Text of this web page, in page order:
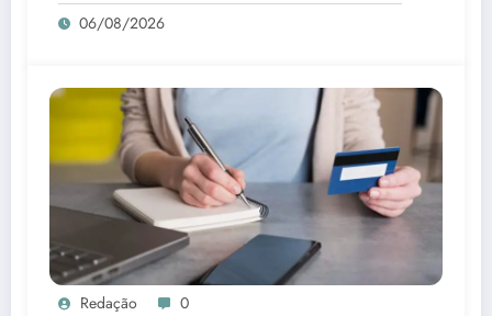
06/08/2026
Redação 0